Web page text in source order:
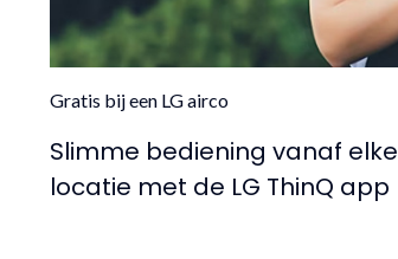
Gratis bij een LG airco
Slimme bediening vanaf elke
locatie met de LG ThinQ app